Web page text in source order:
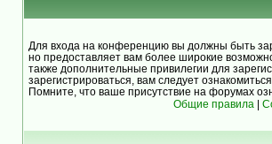
Для входа на конференцию вы должны быть
но предоставляет вам более широкие
также дополнительные привилегии для
зарегистрироваться, вам следует
Помните, что ваше присутствие на форумах
Общие правила |